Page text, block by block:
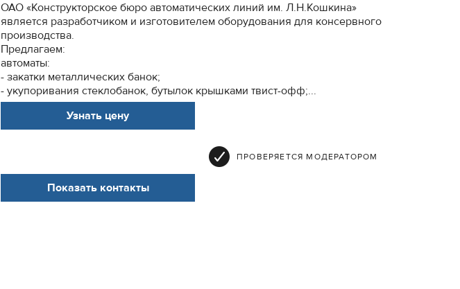
ОАО «Конструкторское бюро автоматических линий им. Л.Н.Кошкина»
является разработчиком и изготовителем оборудования для консервного
производства.
Предлагаем:
автоматы:
- закатки металлических банок;
- укупоривания стеклобанок, бутылок крышками твист-офф;...
Узнать цену
ПРОВЕРЯЕТСЯ МОДЕРАТОРОМ
Показать контакты